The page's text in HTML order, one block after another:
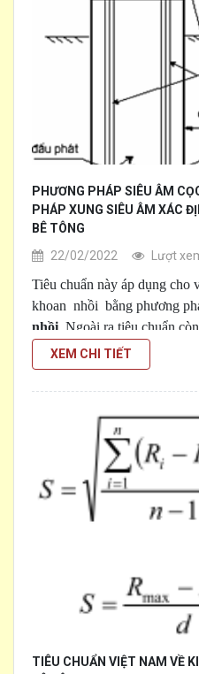
PHƯƠNG PHÁP SIÊU ÂM
PHÁP XUNG SIÊU ÂM XÁC
BÊ TÔNG
22/02/2022
Lượt
Tiêu chuẩn này áp dụng cho
khoan nhồi bằng phương
nhồi . Ngoài ra tiêu chuẩn
kiện móng bê tông khác có
như: giếng chìm, tường trong
khối bê tông chôn trong đất.
[...] XEM CHI TIẾT
TIÊU CHUẨN VIỆT NAM VỀ